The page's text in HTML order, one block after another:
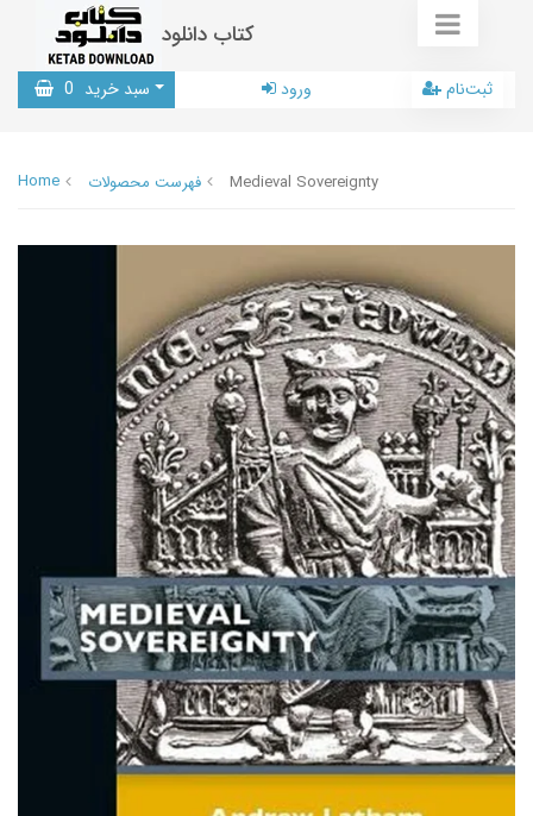
کتاب دانلود
سبد خرید 0 ورود ثبت‌نام
Home فهرست محصولات Medieval Sovereignty